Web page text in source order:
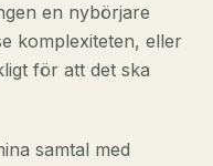
en nybörjare
komplexiteten, eller
för att det ska
samtal med